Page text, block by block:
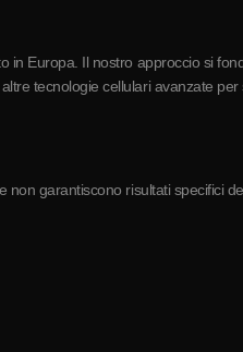
Europa. Il nostro approccio si
tecnologie cellulari avanzate
garantiscono risultati specifici